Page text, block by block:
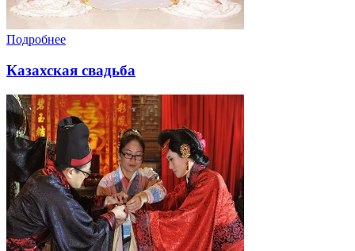
Подробнее
Казахская свадьба